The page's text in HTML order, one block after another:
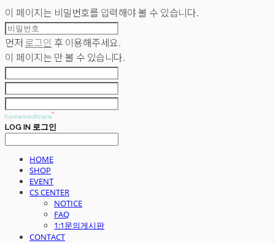
이 페이지는 비밀번호를 입력해야 볼 수 있습니다.
먼저 로그인 후 이용해주세요.
이 페이지는 만 볼 수 있습니다.
LOG IN 로그인
HOME
SHOP
EVENT
CS CENTER
NOTICE
FAQ
1:1문의게시판
CONTACT